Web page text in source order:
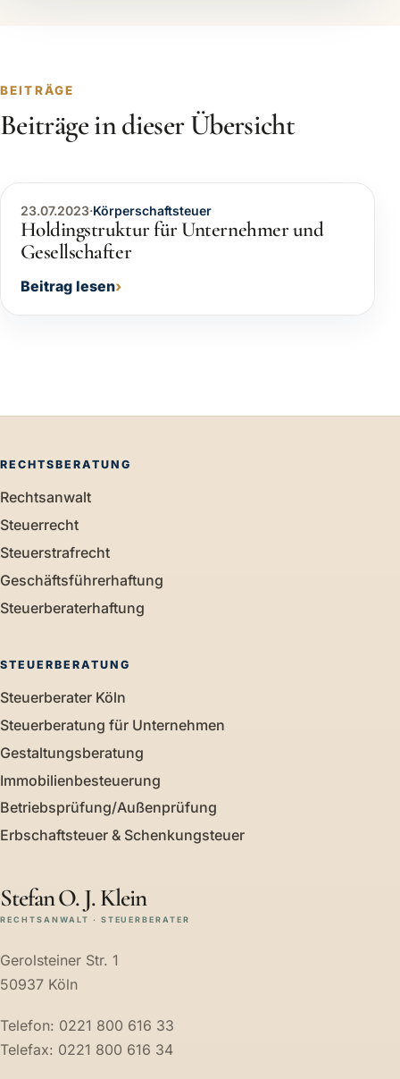
BEITRÄGE
Beiträge in dieser Übersicht
23.07.2023·Körperschaftsteuer
Holdingstruktur für Unternehmer und
Gesellschafter
Beitrag lesen
RECHTSBERATUNG
Rechtsanwalt
Steuerrecht
Steuerstrafrecht
Geschäftsführerhaftung
Steuerberaterhaftung
STEUERBERATUNG
Steuerberater Köln
Steuerberatung für Unternehmen
Gestaltungsberatung
Immobilienbesteuerung
Betriebsprüfung/Außenprüfung
Erbschaftsteuer & Schenkungsteuer
Stefan O. J. Klein
RECHTSANWALT · STEUERBERATER
Gerolsteiner Str. 1
50937 Köln
Telefon: 0221 800 616 33
Telefax: 0221 800 616 34